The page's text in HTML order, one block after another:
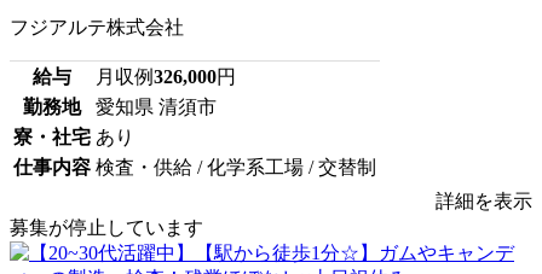
フジアルテ株式会社
給与 月収例326,000円
勤務地
愛知県 清須市
寮・社宅 あり
仕事内容 検査・供給 / 化学系工場 / 交替制
詳細を表示
募集が停止しています